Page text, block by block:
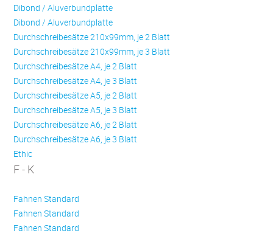
Dibond / Aluverbundplatte
Dibond / Aluverbundplatte
Durchschreibesätze 210x99mm, je 2 Blatt
Durchschreibesätze 210x99mm, je 3 Blatt
Durchschreibesätze A4, je 2 Blatt
Durchschreibesätze A4, je 3 Blatt
Durchschreibesätze A5, je 2 Blatt
Durchschreibesätze A5, je 3 Blatt
Durchschreibesätze A6, je 2 Blatt
Durchschreibesätze A6, je 3 Blatt
Ethic
F - K
Fahnen Standard
Fahnen Standard
Fahnen Standard